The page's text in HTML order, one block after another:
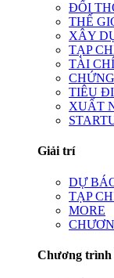
ĐỐI
THẾ
XÂY
TẠP
TÀI
TIÊU
XUẤT
Giải trí
DỰ
TẠP
MORE
Chương trình